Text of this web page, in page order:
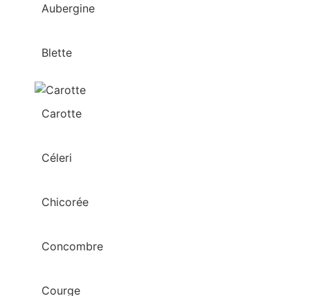
Aubergine
Blette
Carotte
Céleri
Chicorée
Concombre
Courge